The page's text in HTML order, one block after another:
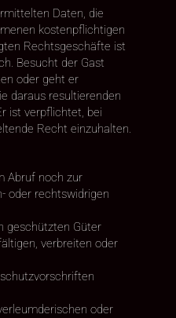
Daten, die
kostenpflichtigen
Rechtsgeschäfte ist
Besucht der Gast
oder geht er
daraus resultierenden
ist verpflichtet, bei
Recht einzuhalten.
Abruf noch zur
oder rechtswidrigen
geschützten Güter
verbreiten oder
oder